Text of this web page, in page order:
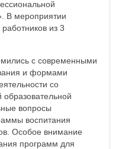
В мероприятии
из 3
с современными
и формами
со
вопросы
воспитания
Особое внимание
программ для